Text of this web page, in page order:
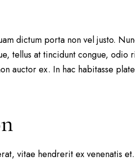
dictum porta non vel justo.
tellus at tincidunt congue, odio
auctor ex. In hac habitasse
vitae hendrerit ex venenatis